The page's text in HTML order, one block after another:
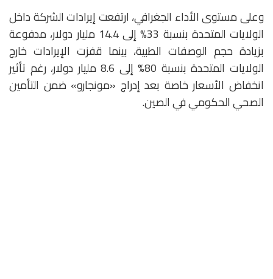
وعلى مستوى الأداء الجغرافي، ارتفعت إيرادات الشركة داخل
الولايات المتحدة بنسبة 33% إلى 14.4 مليار دولار، مدفوعة
بزيادة حجم الوصفات الطبية، بينما قفزت الإيرادات خارج
الولايات المتحدة بنسبة 80% إلى 8.6 مليار دولار، رغم تأثير
انخفاض الأسعار خاصة بعد إدراج «مونجارو» ضمن التأمين
الصحي الحكومي في الصين.